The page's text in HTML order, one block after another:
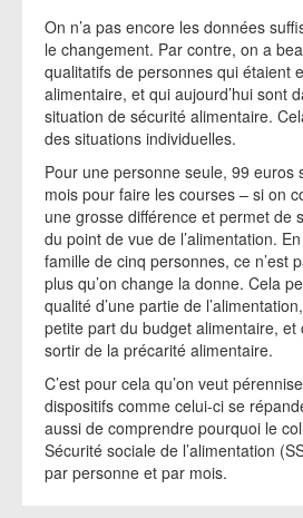
On n’a pas encore les données
le changement. Par contre, on a
qualitatifs de personnes qui étaient
alimentaire, et qui aujourd’hui sont
situation de sécurité alimentaire.
des situations individuelles.
Pour une personne seule, 99 euros
mois pour faire les courses – si on
une grosse différence et permet de
du point de vue de l’alimentation.
famille de cinq personnes, ce n’est
plus qu’on change la donne. Cela
qualité d’une partie de
petite part du budget alimentaire,
sortir de la précarité alimentaire.
C’est pour cela qu’on veut
dispositifs comme celui-ci se
aussi de comprendre pourquoi le
Sécurité sociale de l’alimentation
par personne et par mois.